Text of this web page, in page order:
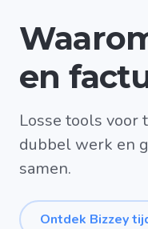
en
Losse tools voor
dubbel werk en
samen.
Ontdek Bizzey